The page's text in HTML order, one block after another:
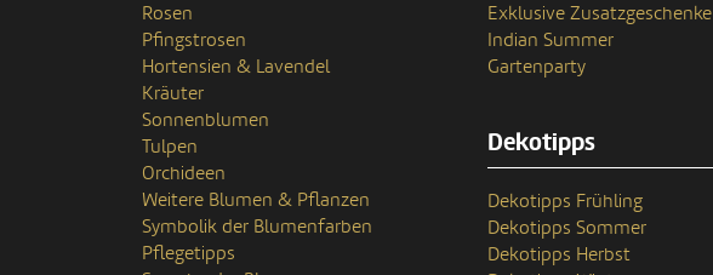
Rosen
Pfingstrosen
Hortensien & Lavendel
Kräuter
Sonnenblumen
Tulpen
Orchideen
Weitere Blumen & Pflanzen
Symbolik der Blumenfarben
Pflegetipps
Exklusive Zusatzgeschenke
Indian Summer
Gartenparty
Dekotipps
Dekotipps Frühling
Dekotipps Sommer
Dekotipps Herbst